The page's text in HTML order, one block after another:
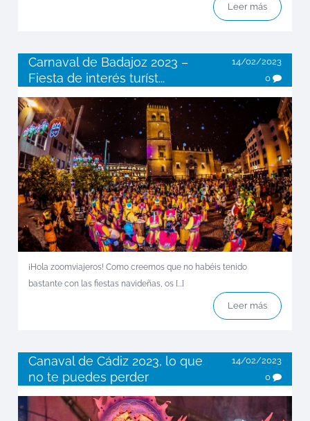
Leer más
Carnaval de Badajoz 2023 –
Fiesta de interés turíst...
14/02/2023
0
¡Hola zoomviajeros! Como creemos que no habéis tenido
bastante con las fiestas navideñas, os [...]
Leer más
Canaval de Cádiz 2023, lo que
no te puedes perder
14/02/2023
0